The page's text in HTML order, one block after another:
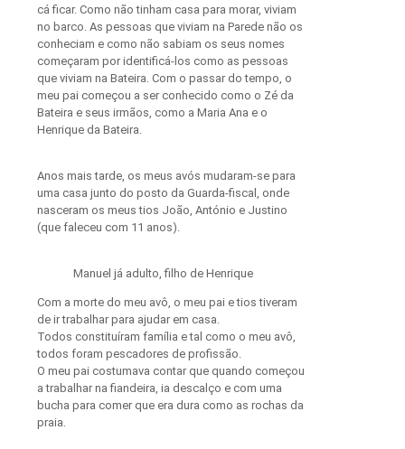
cá ficar. Como não tinham casa para morar, viviam
no barco. As pessoas que viviam na Parede não os
conheciam e como não sabiam os seus nomes
começaram por identificá-los como as pessoas
que viviam na Bateira. Com o passar do tempo, o
meu pai começou a ser conhecido como o Zé da
Bateira e seus irmãos, como a Maria Ana e o
Henrique da Bateira.
Anos mais tarde, os meus avós mudaram-se para
uma casa junto do posto da Guarda-fiscal, onde
nasceram os meus tios João, António e Justino
(que faleceu com 11 anos).
Manuel já adulto, filho de Henrique
Com a morte do meu avô, o meu pai e tios tiveram
de ir trabalhar para ajudar em casa.
Todos constituíram família e tal como o meu avô,
todos foram pescadores de profissão.
O meu pai costumava contar que quando começou
a trabalhar na fiandeira, ia descalço e com uma
bucha para comer que era dura como as rochas da
praia.